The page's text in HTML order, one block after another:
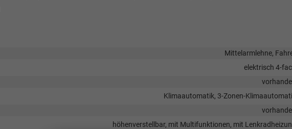
Mittelarmlehne,
elektrisch 4-
Klimaautomatik, 3-Zonen-
höhenverstellbar, mit Multifunktionen, mit